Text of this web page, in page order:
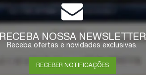
RECEBA NOSSA NEWSLETTER
Receba ofertas e novidades exclusivas.
RECEBER NOTIFICAÇÕES